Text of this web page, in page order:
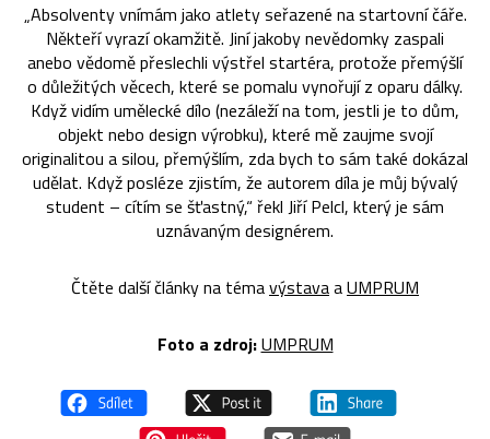
„Absolventy vnímám jako atlety seřazené na startovní čáře.
Někteří vyrazí okamžitě. Jiní jakoby nevědomky zaspali
anebo vědomě přeslechli výstřel startéra, protože přemýšlí
o důležitých věcech, které se pomalu vynořují z oparu dálky.
Když vidím umělecké dílo (nezáleží na tom, jestli je to dům,
objekt nebo design výrobku), které mě zaujme svojí
originalitou a silou, přemýšlím, zda bych to sám také dokázal
udělat. Když posléze zjistím, že autorem díla je můj bývalý
student – cítím se šťastný,“ řekl Jiří Pelcl, který je sám
uznávaným designérem.
Čtěte další články na témavýstavaaUMPRUM
Foto a zdroj:UMPRUM